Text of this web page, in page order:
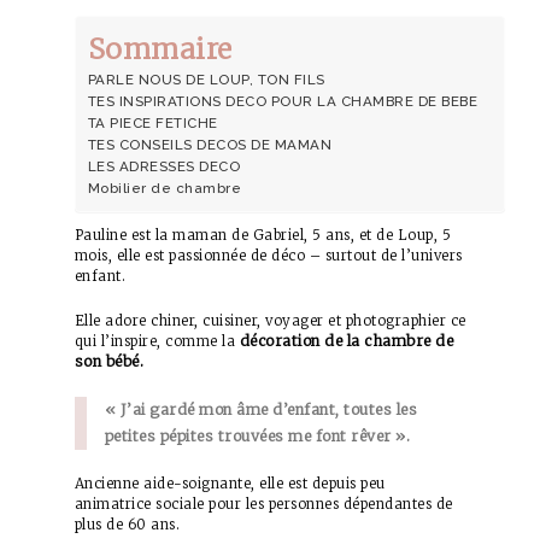
Sommaire
PARLE NOUS DE LOUP, TON FILS
TES INSPIRATIONS DECO POUR LA CHAMBRE DE BEBE
TA PIECE FETICHE
TES CONSEILS DECOS DE MAMAN
LES ADRESSES DECO
Mobilier de chambre
Pauline est la maman de Gabriel, 5 ans, et de Loup, 5
mois, elle est passionnée de déco – surtout de l’univers
enfant.
Elle adore chiner, cuisiner, voyager et photographier ce
qui l’inspire, comme la décoration de la chambre de
son bébé.
« J’ai gardé mon âme d’enfant, toutes les
petites pépites trouvées me font rêver ».
Ancienne aide-soignante, elle est depuis peu
animatrice sociale pour les personnes dépendantes de
plus de 60 ans.